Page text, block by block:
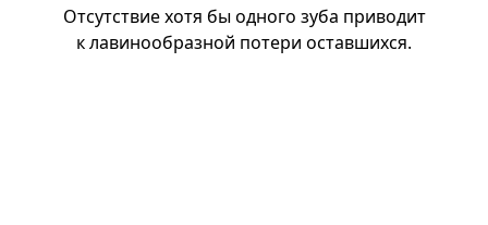
Отсутствие хотя бы одного зуба приводит
к лавинообразной потери оставшихся.